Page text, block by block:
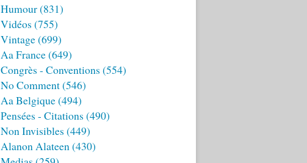
Humour(831)
Vidéos (755)
Vintage(699)
Aa France(649)
Congrès - Conventions (554)
No Comment(546)
Aa Belgique(494)
Pensées - Citations (490)
Non Invisibles (449)
Alanon Alateen(430)